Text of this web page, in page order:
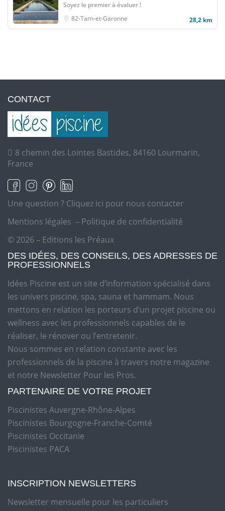
Soyez le premier à évaluer !
82-Tarn-et-Garonne
28,2 km
CONTACT
8 chemin des Lointes Bastides, 84160 Lourmarin,
France
Une question ? Cliquez ici pour nous contacter
Mentions légales – Politique de confidentialité
© 2026 – Editions les Préaux
DES IDÉES, DES CONSEILS, DES ADRESSES DE
PROFESSIONNELS
Idées Piscine est un site d’information spécialisé dans
les univers piscine, spa, sauna et hammam. Nous
mettons en relation les porteurs d’un projet piscine ou
wellness avec les professionnels capables de le
réaliser, le rénover ou l’entretenir.
Nous sommes en relation constante avec les
professionnels de la piscine à travers notre magazine
et notre Newsletter Pour les Pros.
PARTENAIRE DE VOTRE PROJET
Piscinistes Auvergne-Rhône-Alpes
Piscinistes Bourgogne-Franche-Comté
Piscinistes Occitanie
Piscinistes PACA
INSCRIPTION NEWSLETTERS
Newsletter mensuelle pour les particuliers